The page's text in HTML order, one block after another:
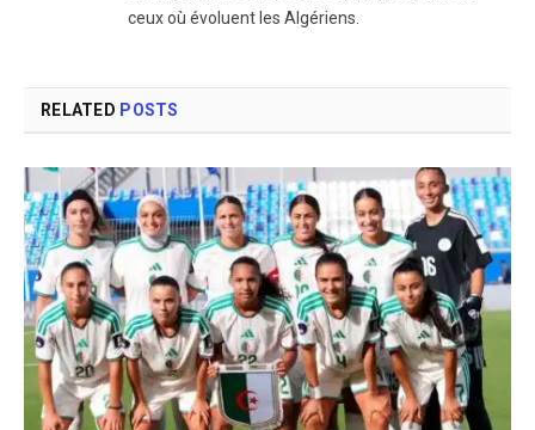
ceux où évoluent les Algériens.
RELATED POSTS